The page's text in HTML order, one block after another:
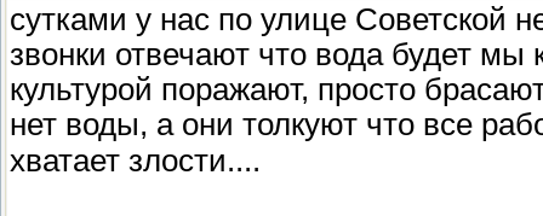
сутками у нас по улице Советской
звонки отвечают что вода будет мы
культурой поражают, просто
нет воды, а они толкуют что все
хватает злости....